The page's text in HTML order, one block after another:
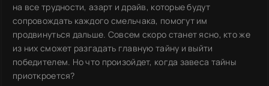
на все трудности, азарт и драйв, которые будут
сопровождать каждого смельчака, помогут им
продвинуться дальше. Совсем скоро станет ясно, кто же
из них сможет разгадать главную тайну и выйти
победителем. Но что произойдет, когда завеса тайны
приоткроется?